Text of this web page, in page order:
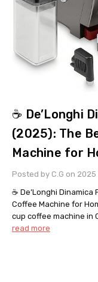
☕ De’Longhi
(2025): The
Machine for
Posted by C.G on 2025
☕ De’Longhi
Coffee Machine for
cup coffee machine in
read more